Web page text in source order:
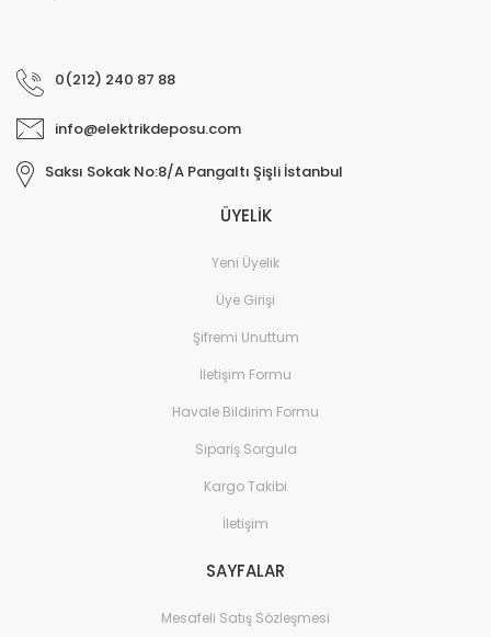
0(212) 240 87 88
info@elektrikdeposu.com
Saksı Sokak No:8/A Pangaltı Şişli İstanbul
ÜYELİK
Yeni Üyelik
Üye Girişi
Şifremi Unuttum
İletişim Formu
Havale Bildirim Formu
Sipariş Sorgula
Kargo Takibi
İletişim
SAYFALAR
Mesafeli Satış Sözleşmesi